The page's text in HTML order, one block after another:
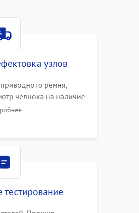
узлов
ремня,
челнока на наличие